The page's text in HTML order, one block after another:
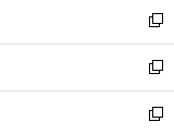
く
で
開
く
ド
ウ
で
開
く
新
し
い
ウ
ィ
新
し
い
新